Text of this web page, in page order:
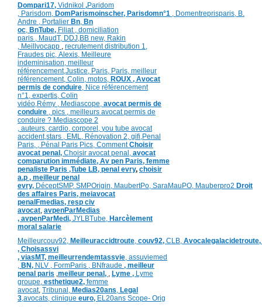
Dompari17, Vidnikol ,Paridom
Parisdom, DomParismoinscher, Parisdomn°1 Domentreprisparis, B.
Andre , Portalier Bn Bn
oc BnTube, Filiat, domiciliation
paris
MaudT, DDJ, BB new, Rakin
Meillvocapp recrutement distribution 1,
Fraudes pic, Alexis Meilleure
indeminisation meilleur
référencement,Justice Paris, Paris, meilleur
référencement, Colin motos, ROUX , Avocat
permis de conduire Nice référencement
n°1, expertis, Colin
vidéo, Rémy Mediascope, avocat permis de
conduire
pics
meilleurs avocat permis de
conduire ? Mediascope 2
auteurs, cardio, corporel, you tube avocat
accident,stars EML, Rénovation 2 gifi, Penal
Paris,
Pénal Paris Pics, CommentChoisir
avocat penal, Choisir avocat penal, avocat
comparution immédiate, Av pen Paris, femme
penaliste Paris ,Tube LB, penal evry, choisir
a.p , meilleur penal
evry, DéceptSMP, SMPOrigin, MaubertPo, SaraMauPO, Mauberpro2 Droit
des affaires Paris, meiavocat
penalFmedias, resp civ
avocat avpenParMedias
, avpenParMedi, JYLBTube, Harcèlement
moral salarie
Meilleurcouv92, Meilleuraccidtroute couv92, CLB, Avocalegalacidetroute,
, Choisassvi
, viasMT, meilleurrendemtassvie assuviemed
BN, NLV , FormParis , BNfraude , meilleur
penal paris meilleur penal, Lyme , Lyme
groupe, esthetique2, femme
avocat, Tribunal, Medias20ans Legal
3 avocats, clinique euro, EL20ans Scope- Orig